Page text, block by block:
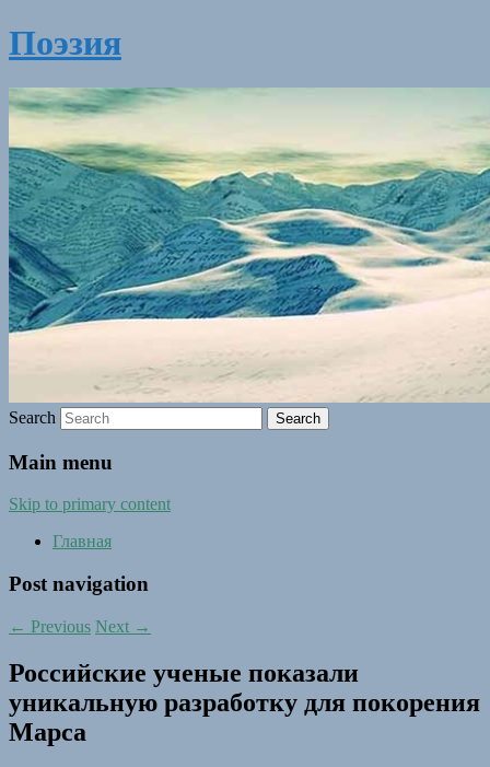
Поэзия
Search
Main menu
Skip to primary content
Главная
Post navigation
← Previous Next →
Российские ученые показали
уникальную разработку для покорения
Марса